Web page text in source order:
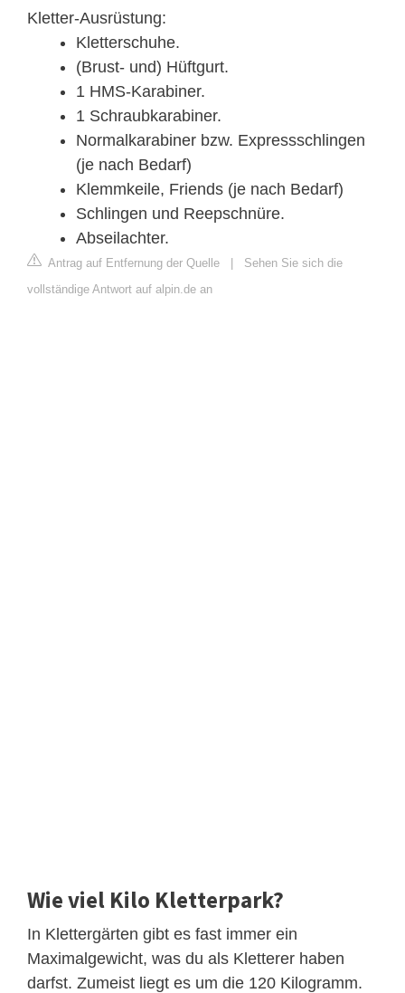
Kletter-Ausrüstung:
Kletterschuhe.
(Brust- und) Hüftgurt.
1 HMS-Karabiner.
1 Schraubkarabiner.
Normalkarabiner bzw. Expressschlingen
(je nach Bedarf)
Klemmkeile, Friends (je nach Bedarf)
Schlingen und Reepschnüre.
Abseilachter.
Antrag auf Entfernung der Quelle | Sehen Sie sich die
vollständige Antwort auf alpin.de an
Wie viel Kilo Kletterpark?
In Klettergärten gibt es fast immer ein
Maximalgewicht, was du als Kletterer haben
darfst. Zumeist liegt es um die 120 Kilogramm.